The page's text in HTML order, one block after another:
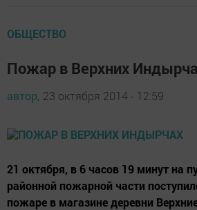
ОБЩЕСТВО
Пожар в Верхних
автор, 23 октября 2014 - 12:59
21 октября, в 6 часов 19 минут на
районной пожарной части
пожаре в магазине деревни